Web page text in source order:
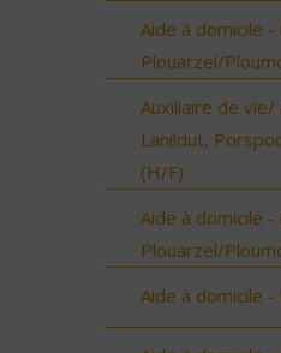
Aide à domicile
Plouarzel/
Auxiliaire de vie/
Lanildut,
(H/F)
Aide à domicile
Plouarzel/
Aide à domicile -